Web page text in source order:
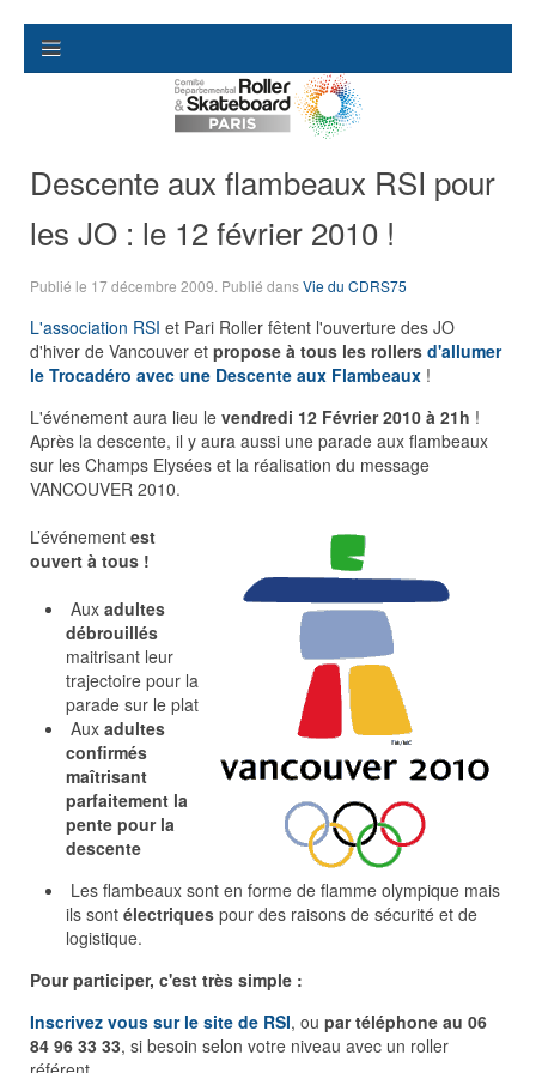
Descente aux flambeaux RSI pour
les JO : le 12 février 2010 !
Publié le 17 décembre 2009 . Publié dansVie du CDRS75
L'association RSI et Pari Roller fêtent l'ouverture des JO
d'hiver de Vancouver et propose à tous les rollers d'allumer
le Trocadéro avec une Descente aux Flambeaux !
L'événement aura lieu le vendredi 12 Février 2010 à 21h !
Après la descente, il y aura aussi une parade aux flambeaux
sur les Champs Elysées et la réalisation du message
VANCOUVER 2010.
L’événement est
ouvert à tous !
Aux adultes
débrouillés
maitrisant leur
trajectoire pour la
parade sur le plat
Aux adultes
confirmés
maîtrisant
parfaitement la
pente pour la
descente
Les flambeaux sont en forme de flamme olympique mais
ils sont électriques pour des raisons de sécurité et de
logistique.
Pour participer, c'est très simple :
Inscrivez vous sur le site de RSI, ou par téléphone au 06
84 96 33 33, si besoin selon votre niveau avec un roller